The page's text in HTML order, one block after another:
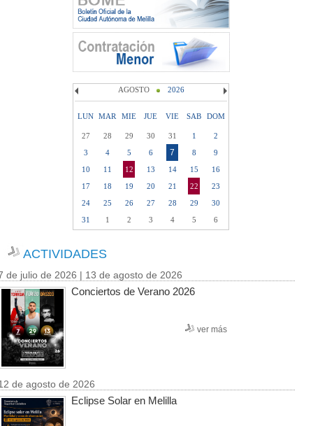
AGOSTO 2026
LUN MAR MIE JUE VIE SAB DOM
27 28 29 30 31 1
2
3
4 5 6 7 8
9
10
11 12 13 14 15
16
17
18 19 20 21 22
23
24
25 26 27 28 29
30
31
1 2 3 4 5 6
ACTIVIDADES
de julio de 2026 | 13 de agosto de 2026
Conciertos de Verano 2026
ver más
de agosto de 2026
Eclipse Solar en Melilla